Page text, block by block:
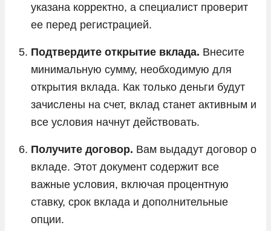
указана корректно, а специалист проверит
ее перед регистрацией.
Подтвердите открытие вклада. Внесите
минимальную сумму, необходимую для
открытия вклада. Как только деньги будут
зачислены на счет, вклад станет активным и
все условия начнут действовать.
Получите договор. Вам выдадут договор о
вкладе. Этот документ содержит все
важные условия, включая процентную
ставку, срок вклада и дополнительные
опции.